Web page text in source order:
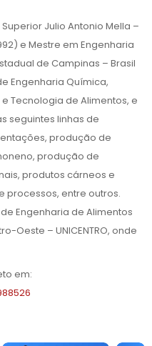
Julio Antonio Mella –
e Mestre em Engenharia
de Campinas – Brasil
Engenharia Química,
Tecnologia de Alimentos, e
seguintes linhas de
produção de
produção de
produtos cárneos e
processos, entre outros.
Engenharia de Alimentos
Oeste – UNICENTRO, onde
em: